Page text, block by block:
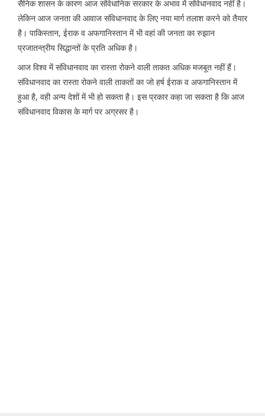
सैनिक शासन के कारण आज संविधानिक सरकार के अभाव में संविधानवाद नहीं है।
लेकिन आज जनता की आवाज संविधानवाद के लिए नया मार्ग तलाश करने को तैयार
है। पाकिस्तान, ईराक व अफगानिस्तान में भी वहां की जनता का रुझान
प्रजातन्त्रीय सिद्धान्तों के प्रति अधिक है।
आज विश्व में संविधानवाद का रास्ता रोकने वाली ताकत अधिक मजबूत नहीं हैं।
संविधानवाद का रास्ता रोकने वाली ताकतों का जो हर्ष ईराक व अफगानिस्तान में
हुआ है, वही अन्य देशों में भी हो सकता है। इस प्रकार कहा जा सकता है कि आज
संविधानवाद विकास के मार्ग पर अग्रसर है।